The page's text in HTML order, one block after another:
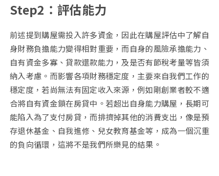
Step2：評估能力
前述提到購屋需投入許多資金，因此在購屋評估中了解自
身財務負擔能力變得相對重要，而自身的風險承擔能力、
自有資金多寡、貸款還款能力，及是否有節稅考量等皆須
納入考慮。而影響各項財務穩定度，主要來自我們工作的
穩定度，若尚無法有固定收入來源，例如剛創業者較不適
合將自有資金鎖在房貸中。若超出自身能力購屋，長期可
能陷入為了支付房貸，而排擠掉其他的消費支出，像是預
存退休基金、自我進修、兒女教育基金等，成為一個沉重
的負向循環，這將不是我們所樂見的結果。